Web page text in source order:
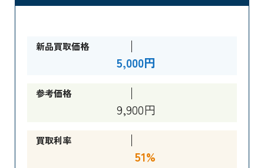
新品買取価格
5,000円
参考価格
9,900円
買取利率
51%